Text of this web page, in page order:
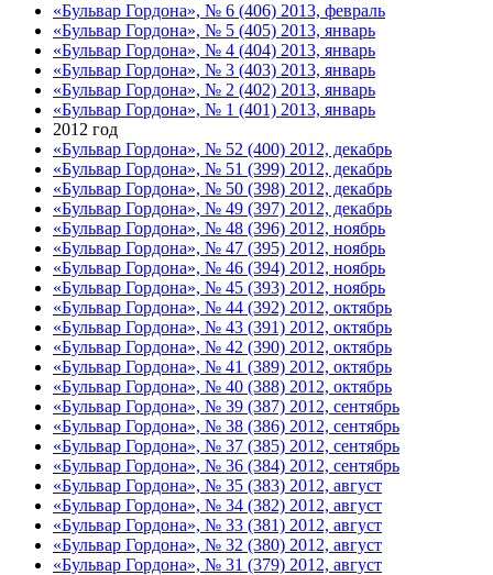
«Бульвар Гордона», № 6 (406) 2013, февраль
«Бульвар Гордона», № 5 (405) 2013, январь
«Бульвар Гордона», № 4 (404) 2013, январь
«Бульвар Гордона», № 3 (403) 2013, январь
«Бульвар Гордона», № 2 (402) 2013, январь
«Бульвар Гордона», № 1 (401) 2013, январь
2012 год
«Бульвар Гордона», № 52 (400) 2012, декабрь
«Бульвар Гордона», № 51 (399) 2012, декабрь
«Бульвар Гордона», № 50 (398) 2012, декабрь
«Бульвар Гордона», № 49 (397) 2012, декабрь
«Бульвар Гордона», № 48 (396) 2012, ноябрь
«Бульвар Гордона», № 47 (395) 2012, ноябрь
«Бульвар Гордона», № 46 (394) 2012, ноябрь
«Бульвар Гордона», № 45 (393) 2012, ноябрь
«Бульвар Гордона», № 44 (392) 2012, октябрь
«Бульвар Гордона», № 43 (391) 2012, октябрь
«Бульвар Гордона», № 42 (390) 2012, октябрь
«Бульвар Гордона», № 41 (389) 2012, октябрь
«Бульвар Гордона», № 40 (388) 2012, октябрь
«Бульвар Гордона», № 39 (387) 2012, сентябрь
«Бульвар Гордона», № 38 (386) 2012, сентябрь
«Бульвар Гордона», № 37 (385) 2012, сентябрь
«Бульвар Гордона», № 36 (384) 2012, сентябрь
«Бульвар Гордона», № 35 (383) 2012, август
«Бульвар Гордона», № 34 (382) 2012, август
«Бульвар Гордона», № 33 (381) 2012, август
«Бульвар Гордона», № 32 (380) 2012, август
«Бульвар Гордона», № 31 (379) 2012, август